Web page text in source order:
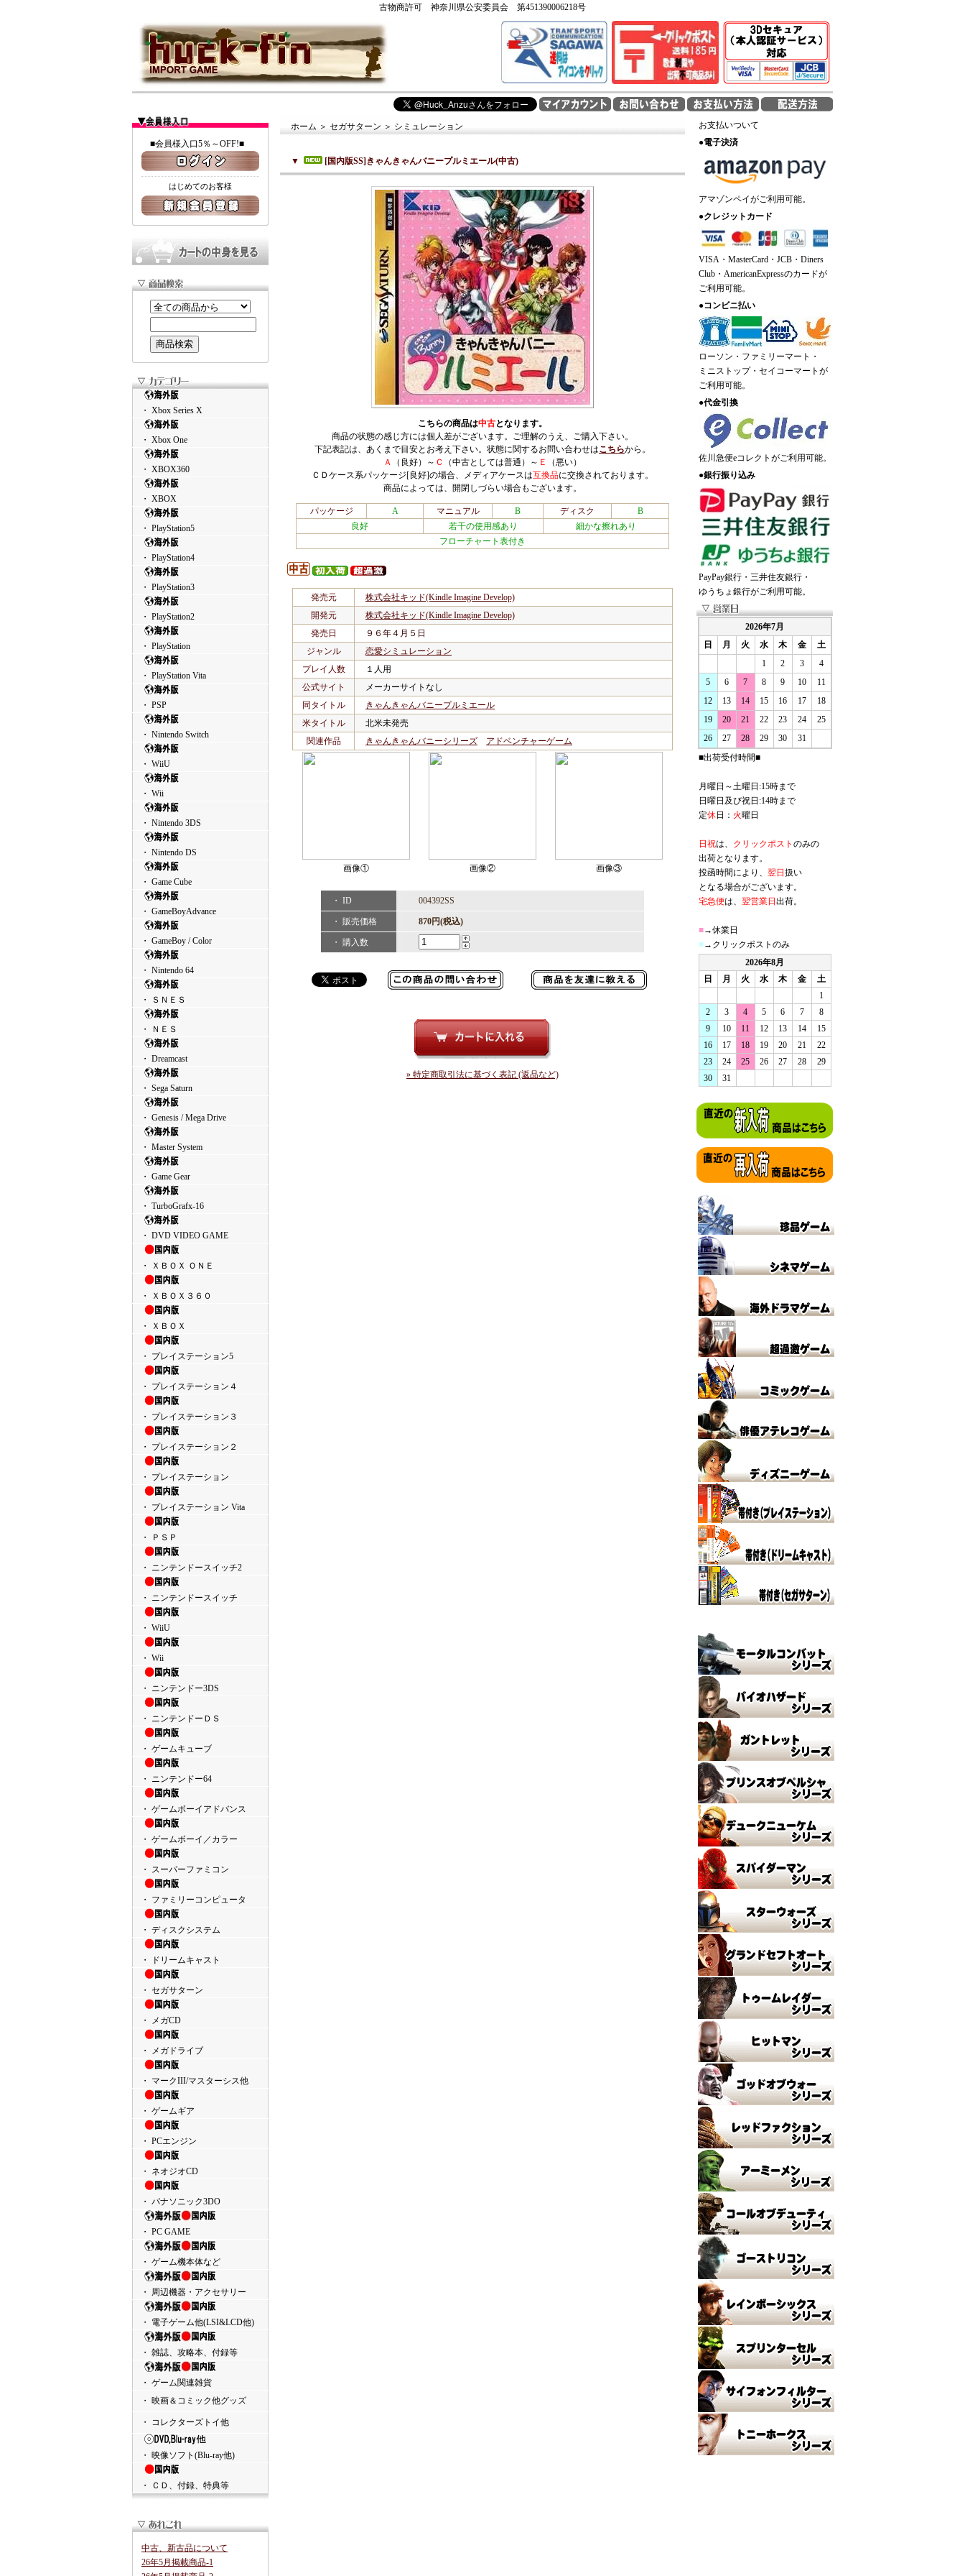
古物商許可 神奈川県公安委員会 第451390006218号
■会員様入口5％～OFF!■
はじめてのお客様
・ Xbox Series X
・ Xbox One
・ XBOX360
・ XBOX
・ PlayStation5
・ PlayStation4
・ PlayStation3
・ PlayStation2
・ PlayStation
・ PlayStation Vita
・ PSP
・ Nintendo Switch
・ WiiU
・ Wii
・ Nintendo 3DS
・ Nintendo DS
・ Game Cube
・ GameBoyAdvance
・ GameBoy / Color
・ Nintendo 64
・ ＳＮＥＳ
・ ＮＥＳ
・ Dreamcast
・ Sega Saturn
・ Genesis / Mega Drive
・ Master System
・ Game Gear
・ TurboGrafx-16
・ DVD VIDEO GAME
・ ＸＢＯＸ ＯＮＥ
・ ＸＢＯＸ３６０
・ ＸＢＯＸ
・ プレイステーション5
・ プレイステーション４
・ プレイステーション３
・ プレイステーション２
・ プレイステーション
・ プレイステーション Vita
・ ＰＳＰ
・ ニンテンドースイッチ2
・ ニンテンドースイッチ
・ WiiU
・ Wii
・ ニンテンドー3DS
・ ニンテンドーＤＳ
・ ゲームキューブ
・ ニンテンドー64
・ ゲームボーイアドバンス
・ ゲームボーイ／カラー
・ スーパーファミコン
・ ファミリーコンピュータ
・ ディスクシステム
・ ドリームキャスト
・ セガサターン
・ メガCD
・ メガドライブ
・ マークIII/マスターシス他
・ ゲームギア
・ PCエンジン
・ ネオジオCD
・ パナソニック3DO
・ PC GAME
・ ゲーム機本体など
・ 周辺機器・アクセサリー
・ 電子ゲーム他(LSI&LCD他)
・ 雑誌、攻略本、付録等
・ ゲーム関連雑貨
・ 映画＆コミック他グッズ
・ コレクターズトイ他
・ 映像ソフト(Blu-ray他)
・ ＣＤ、付録、特典等
中古、新古品について
26年5月掲載商品-1
ホーム ＞ セガサターン ＞ シミュレーション
▼ [国内版SS]きゃんきゃんバニープルミエール(中古)
こちらの商品は中古となります。
商品の状態の感じ方には個人差がございます。ご理解のうえ、ご購入下さい。
下記表記は、あくまで目安とお考え下さい。状態に関するお問い合わせはこちらから。
Ａ
（良好）～ Ｃ （中古としては普通）～ Ｅ
（悪い）
ＣＤケース系パッケージ[良好]の場合、メディアケースは互換品に交換されております。
商品によっては、開閉しづらい場合もございます。
パッケージ A マニュアル B ディスク
B
良好
若干の使用感あり
細かな擦れあり
フローチャート表付き
発売元
株式会社キッド(Kindle Imagine Develop)
開発元
株式会社キッド(Kindle Imagine Develop)
発売日
９６年４月５日
ジャンル
恋愛シミュレーション
プレイ人数
１人用
公式サイト
メーカーサイトなし
同タイトル
きゃんきゃんバニープルミエール
米タイトル
北米未発売
関連作品
きゃんきゃんバニーシリーズ アドベンチャーゲーム
画像① 画像② 画像③
・ ID 004392SS
・ 販売価格 870円(税込)
・ 購入数
» 特定商取引法に基づく表記 (返品など)
お支払いついて
●電子決済
アマゾンペイがご利用可能。
●クレジットカード
VISA・MasterCard・JCB・Diners
Club・AmericanExpressのカードが
ご利用可能。
●コンビニ払い
ローソン・ファミリーマート・
ミニストップ・セイコーマートが
ご利用可能。
●代金引換
佐川急便eコレクトがご利用可能。
●銀行振り込み
PayPay銀行・三井住友銀行・
ゆうちょ銀行がご利用可能。
2026年7月
日
月 火 水 木 金
土
1
2 3
4
5
6 7 8 9 10
11
12
13 14 15 16 17
18
19
20 21 22 23 24
25
26
27 28 29 30
31
■出荷受付時間■
月曜日～土曜日:15時まで
日曜日及び祝日:14時まで
定休日： 火曜日
日祝は、 クリックポスト のみの
出荷となります。
投函時間により、 翌日 扱い
となる場合がございます。
宅急便は、 翌営業日 出荷。
■→休業日
■→クリックポストのみ
2026年8月
日
月 火 水 木 金
土
1
2
3 4 5 6 7
8
9
10 11 12 13 14
15
16
17 18 19 20 21
22
23
24 25 26 27 28
29
30
31